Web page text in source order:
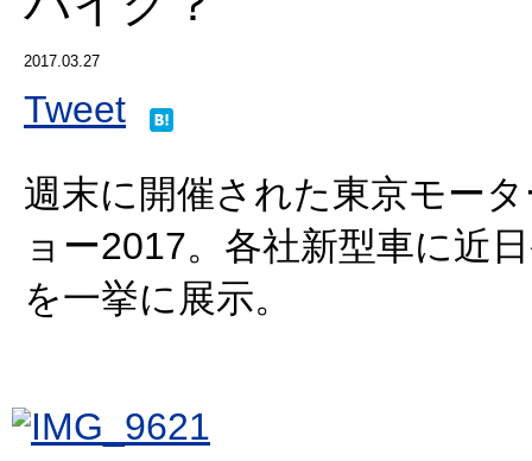
2017.03.27
Tweet
週末に開催された東京モー
ョー2017。各社新型車に近
を一挙に展示。